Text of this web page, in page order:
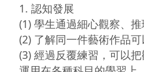
1. 認知發展
(1) 學生通過細心觀察、
(2) 了解同一件藝術作品可
(3) 經過反覆練習，可以